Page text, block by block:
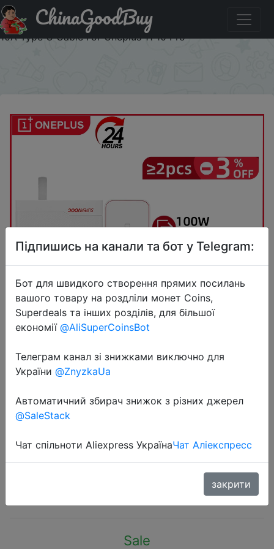
Придбати по акціи Oneplus 100W Dual Port SuperVOOC
Charger USB A USB C Type Fast Charger PD 45W Ourput
10A Type C Cable For Oneplus 11 10 Pro
ChinaGoodBuy
2023-09-06
Oneplus 100W Dual Port
SuperVOOC Charger USB A USB C
Type Fast Charger PD 45W Ourput
Pro
Sale
Підпишись на канали та бот у Telegram:
Бот для швидкого створення прямих посилань
вашого товару на роздліли монет Coins,
Superdeals та інших розділів, для більшої
економії @AliSuperCoinsBot
Телеграм канал зі знижками виключно для
України @ZnyzkaUa
Автоматичний збирач знижок з різних джерел
@SaleStack
Чат спільноти Aliexpress УкраїнаЧат Аліекспресс
закрити